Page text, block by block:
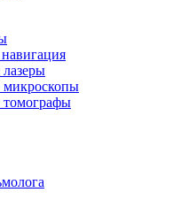
микроскопы
томографы